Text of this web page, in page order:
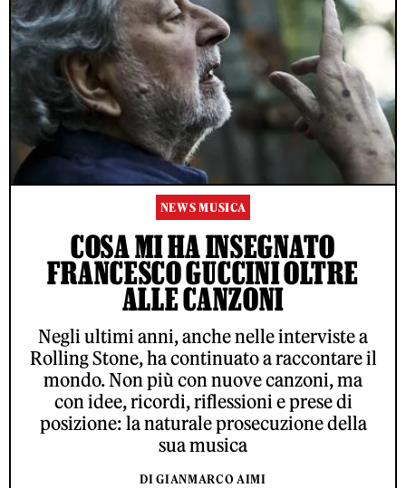
NEWS MUSICA
COSA MI HA INSEGNATO
FRANCESCO GUCCINI OLTRE
ALLE CANZONI
Negli ultimi anni, anche nelle interviste a
Rolling Stone, ha continuato a raccontare il
mondo. Non più con nuove canzoni, ma
con idee, ricordi, riflessioni e prese di
posizione: la naturale prosecuzione della
sua musica
DI GIANMARCO AIMI